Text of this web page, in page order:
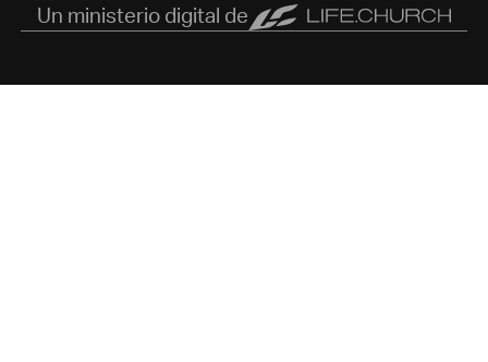
Un ministerio digital de